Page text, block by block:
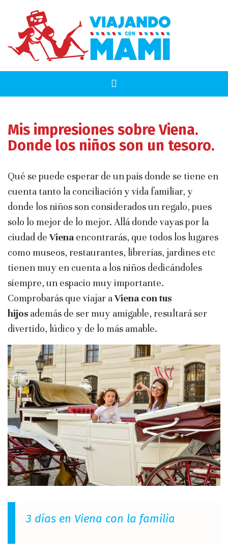
Mis impresiones sobre Viena.
Donde los niños son un tesoro.
Qué se puede esperar de un país donde se tiene en
cuenta tanto la conciliación y vida familiar, y
donde los niños son considerados un regalo, pues
solo lo mejor de lo mejor. Allá donde vayas por la
ciudad de Viena encontrarás, que todos los lugares
como museos, restaurantes, librerías, jardines etc
tienen muy en cuenta a los niños dedicándoles
siempre, un espacio muy importante.
Comprobarás que viajar aViena con tus
hijos además de ser muy amigable, resultará ser
divertido, lúdico y de lo más amable.
3 días en Viena con la familia